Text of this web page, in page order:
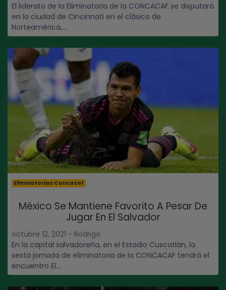
El liderato de la Eliminatoria de la CONCACAF se disputará
en la ciudad de Cincinnati en el clásico de
Norteamérica,...
Eliminatorias Concacaf
México Se Mantiene Favorito A Pesar De
Jugar En El Salvador
octubre 12, 2021 - Rodrigo
En la capital salvadoreña, en el Estadio Cuscatlán, la
sexta jornada de eliminatoria de la CONCACAF tendrá el
encuentro El...